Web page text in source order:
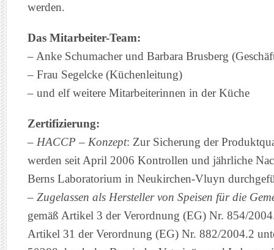
werden.
Das Mitarbeiter-Team:
– Anke Schumacher und Barbara Brusberg
– Frau Segelcke (Küchenleitung)
– und elf weitere Mitarbeiterinnen in der Küche
Zertifizierung:
– HACCP – Konzept: Zur Sicherung der
werden seit April 2006 Kontrollen und jährliche
Berns Laboratorium in Neukirchen-Vluyn
– Zugelassen als Hersteller von Speisen für die
gemäß Artikel 3 der Verordnung (EG) Nr. 854/
Artikel 31 der Verordnung (EG) Nr. 882/2004.2